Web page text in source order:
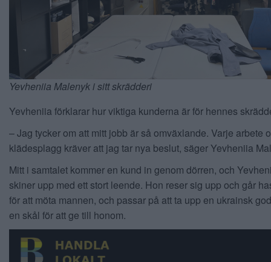
Yevheniia Malenyk i sitt skrädderi
Yevheniia förklarar hur viktiga kunderna är för hennes
– Jag tycker om att mitt jobb är så omväxlande. Varje arbete
klädesplagg kräver att jag tar nya beslut, säger Yevheniia
Mitt i samtalet kommer en kund in genom dörren, och
skiner upp med ett stort leende. Hon reser sig upp och går
för att möta mannen, och passar på att ta upp en ukrainsk
en skål för att ge till honom.